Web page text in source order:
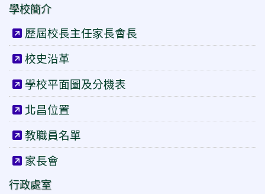
學校簡介
歷屆校長主任家長會長
校史沿革
學校平面圖及分機表
北昌位置
教職員名單
家長會
行政處室